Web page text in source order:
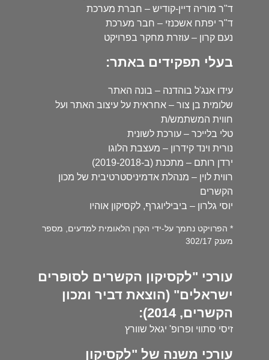
ד"ר מוריה דיין-קודיש – חברת מערכת
ד"ר יפתח אשכנזי – חבר מערכת
נעם קרון – עוזרת מחקר בפרויקט
בעלי תפקידים באתר:
עידו אנג'ל בוהדנה – בונה האתר
שלומית בן צור – אחראית על עיצוב האתר ועל
חווית המשתמש/ת
טלי בלייכר – עורכת לשונית
נורית וינד קידרון – מעצבת הלוגו
ירדן רותם – מתכנת (ב-2019-2018)
רווית לוין – מנהלת אדמיניסטרטיבית של מכון
הקשרים
יוסי גלרון – ביביליוגרף, לקסיקון אוהיו
* הפרויקט נתמך על-ידי הקרן הלאומית למדעים, מספר
מענק 302/17
עורכי "לקסיקון הקשרים לסופרים
ישראלים" (הוצאת דביר ומכון
הקשרים, 2014):
זיסי סתווי ופרופ' יגאל שוורץ
עורכי משנה של "לקסיקון